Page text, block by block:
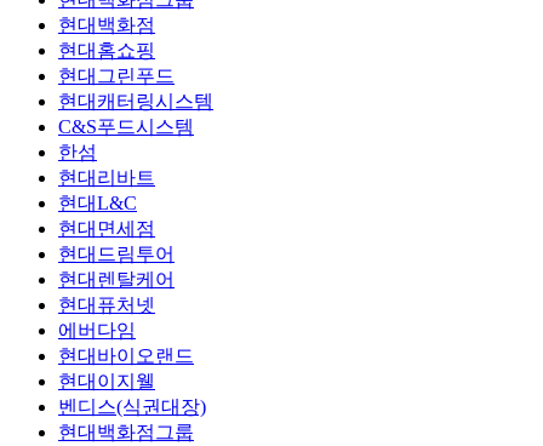
현대백화점
현대홈쇼핑
현대그린푸드
현대캐터링시스템
C&S푸드시스템
한섬
현대리바트
현대L&C
현대면세점
현대드림투어
현대렌탈케어
현대퓨처넷
에버다임
현대바이오랜드
현대이지웰
벤디스(식권대장)
현대백화점그룹